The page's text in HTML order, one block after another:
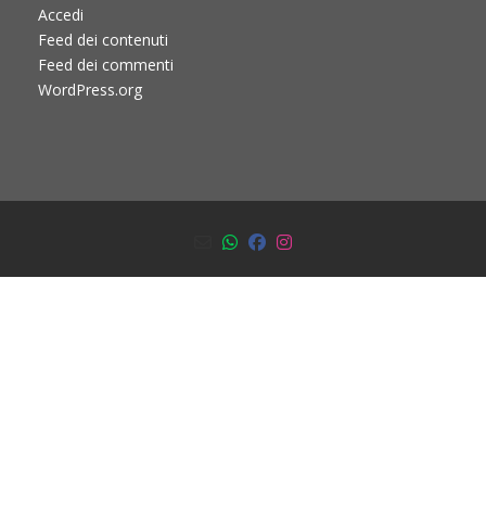
Accedi
Feed dei contenuti
Feed dei commenti
WordPress.org